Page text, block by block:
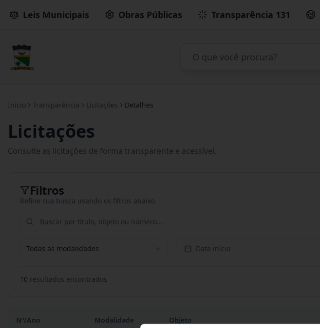
Leis Municipais Obras Públicas Transparência 131
Início Transparência Licitações Detalhes
Licitações
Consulte as licitações de forma transparente e acessível.
Filtros
Refine sua busca usando os filtros abaixo
Todas as modalidades Data início
10 resultados encontrados
Nº/Ano Modalidade Objeto